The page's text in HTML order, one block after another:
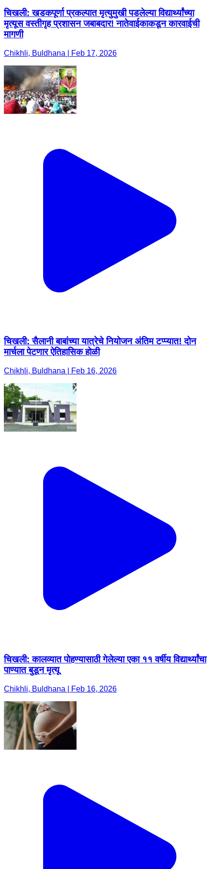
चिखली: खडकपूर्णा प्रकल्पात मृत्युमुखी पडलेल्या विद्यार्थ्यांच्या
मृत्यूस वस्तीगृह प्रशासन जबाबदार! नातेवाईकाकडून कारवाईची
मागणी
Chikhli, Buldhana | Feb 17, 2026
चिखली: सैलानी बाबांच्या यात्रेचे नियोजन अंतिम टप्प्यात! दोन
मार्चला पेटणार ऐतिहासिक होळी
Chikhli, Buldhana | Feb 16, 2026
चिखली: कालव्यात पोहण्यासाठी गेलेल्या एका ११ वर्षीय विद्यार्थ्यांचा
पाण्यात बुडून मृत्यू
Chikhli, Buldhana | Feb 16, 2026